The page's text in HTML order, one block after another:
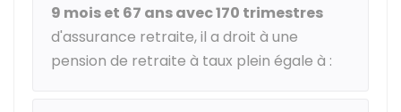
9 mois et 67 ans avec 170 trimestres
d'assurance retraite, il a droit à une
pension de retraite à taux plein égale à :